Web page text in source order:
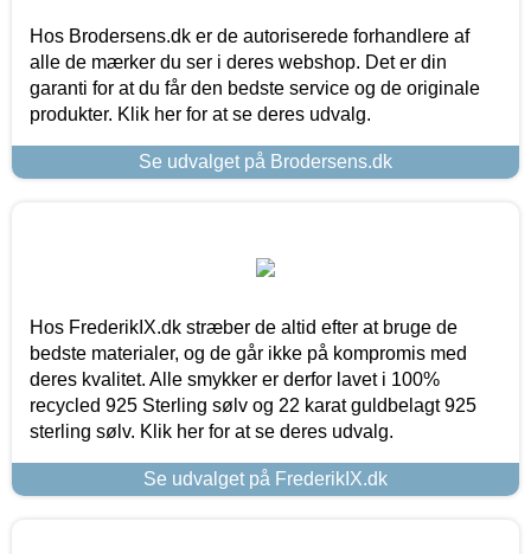
Hos Brodersens.dk er de autoriserede forhandlere af
alle de mærker du ser i deres webshop. Det er din
garanti for at du får den bedste service og de originale
produkter. Klik her for at se deres udvalg.
Se udvalget på Brodersens.dk
Hos FrederikIX.dk stræber de altid efter at bruge de
bedste materialer, og de går ikke på kompromis med
deres kvalitet. Alle smykker er derfor lavet i 100%
recycled 925 Sterling sølv og 22 karat guldbelagt 925
sterling sølv. Klik her for at se deres udvalg.
Se udvalget på FrederikIX.dk